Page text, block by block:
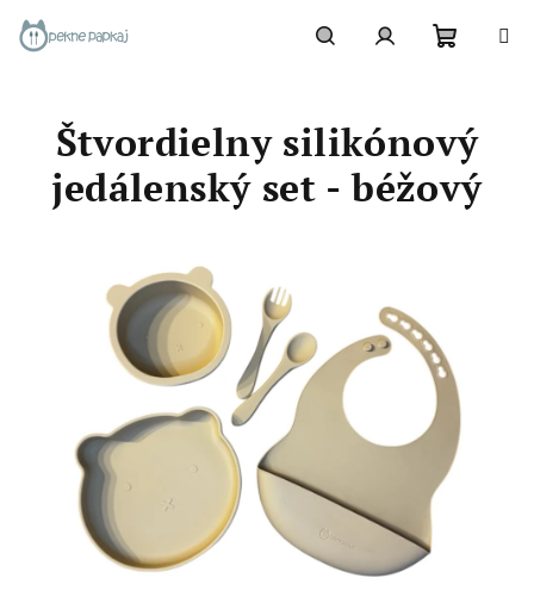
obsah
košík
Štvordielny silikónový
jedálenský set - béžový